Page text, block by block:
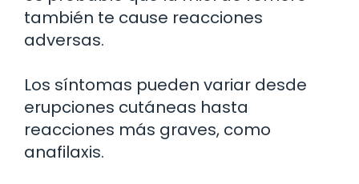
también te cause reacciones
adversas.
Los síntomas pueden variar desde
erupciones cutáneas hasta
reacciones más graves, como
anafilaxis.